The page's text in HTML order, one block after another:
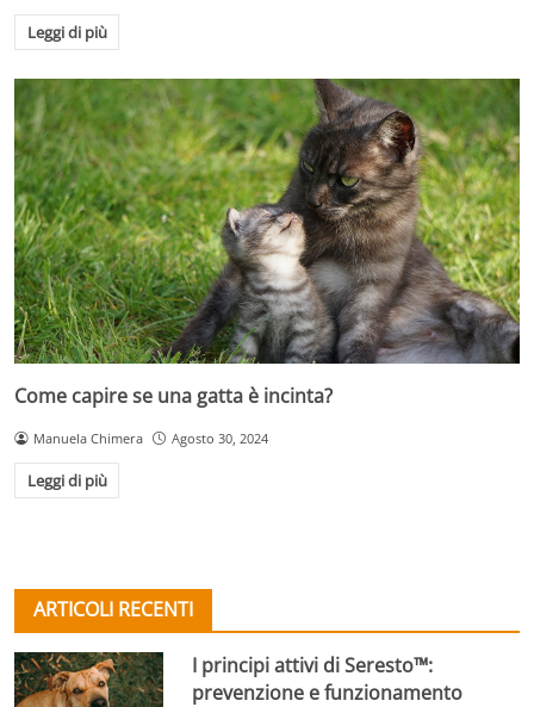
Leggi di più
Come capire se una gatta è incinta?
Manuela Chimera Agosto 30, 2024
Leggi di più
ARTICOLI RECENTI
I principi attivi di Seresto™:
prevenzione e funzionamento